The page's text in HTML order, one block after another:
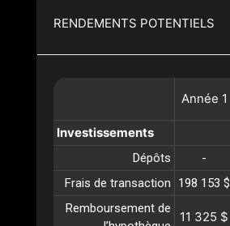
RENDEMENTS POTENTIELS
Année 1
Investissements
Dépôts -
Frais de transaction
198 153 $
Remboursement de
11 325 $